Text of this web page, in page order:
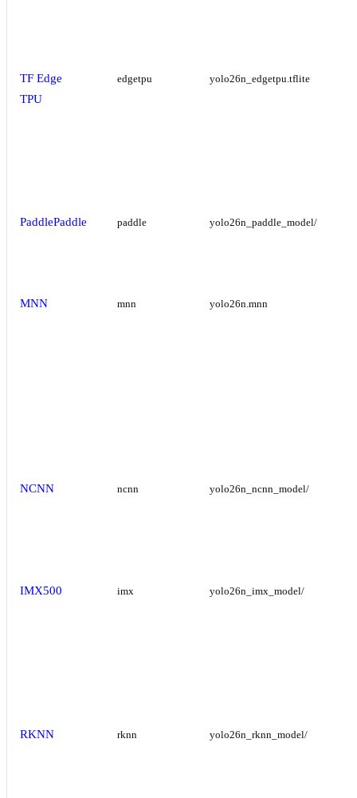
TF Edge
TPU
edgetpu yolo26n_edgetpu.tflite
PaddlePaddle paddle yolo26n_paddle_model/
MNN mnn yolo26n.mnn
NCNN ncnn yolo26n_ncnn_model/
IMX500 imx yolo26n_imx_model/
RKNN rknn yolo26n_rknn_model/